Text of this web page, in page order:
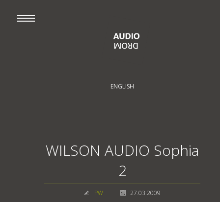
ENGLISH
WILSON AUDIO Sophia
2
PW 27.03.2009